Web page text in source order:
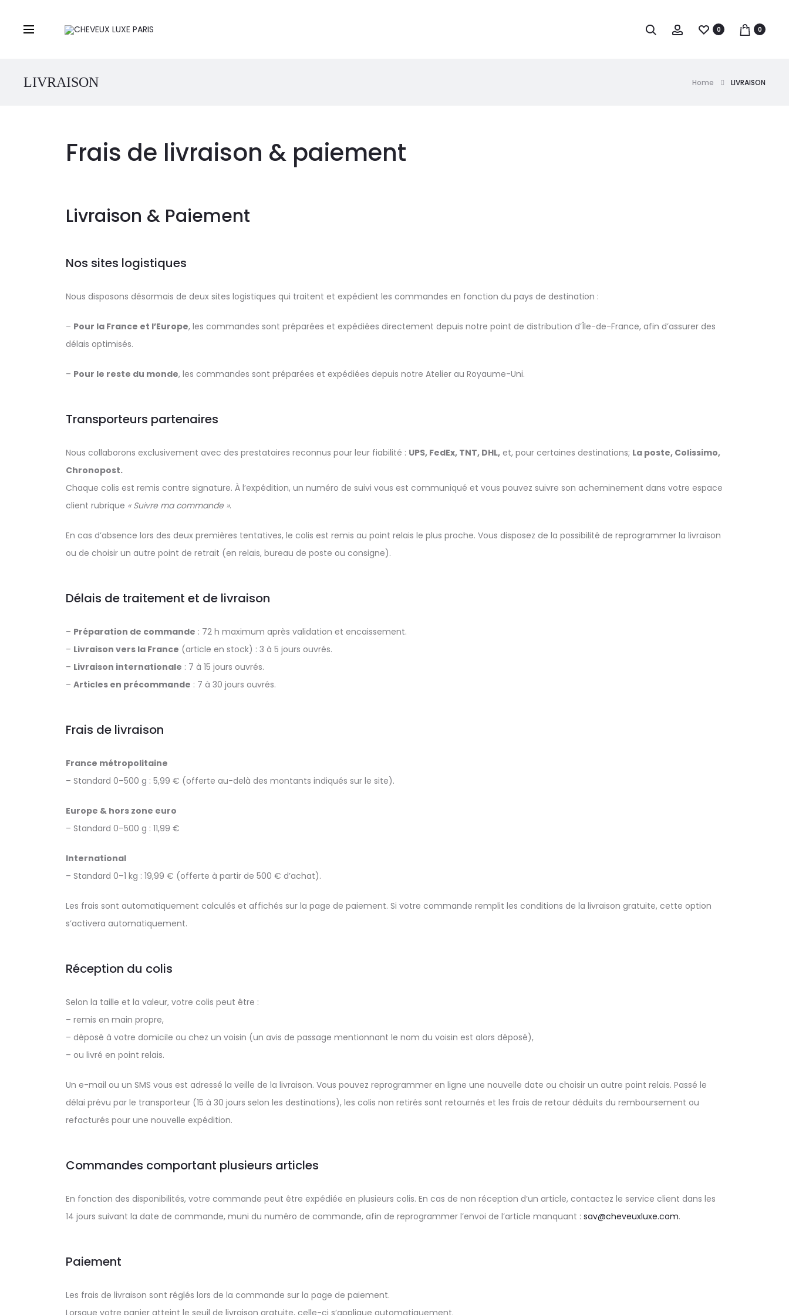
0 0
LIVRAISON Home LIVRAISON
Frais de livraison & paiement
Livraison & Paiement
Nos sites logistiques
Nous disposons désormais de deux sites logistiques qui traitent et expédient les commandes en fonction du pays de destination :
– Pour la France et l’Europe, les commandes sont préparées et expédiées directement depuis notre point de distribution d’Île-de-France, afin d’assurer des
délais optimisés.
– Pour le reste du monde, les commandes sont préparées et expédiées depuis notre Atelier au Royaume-Uni.
Transporteurs partenaires
Nous collaborons exclusivement avec des prestataires reconnus pour leur fiabilité : UPS, FedEx, TNT, DHL, et, pour certaines destinations; La poste, Colissimo,
Chronopost.
Chaque colis est remis contre signature. À l’expédition, un numéro de suivi vous est communiqué et vous pouvez suivre son acheminement dans votre espace
client rubrique « Suivre ma commande ».
En cas d’absence lors des deux premières tentatives, le colis est remis au point relais le plus proche. Vous disposez de la possibilité de reprogrammer la livraison
ou de choisir un autre point de retrait (en relais, bureau de poste ou consigne).
Délais de traitement et de livraison
– Préparation de commande : 72 h maximum après validation et encaissement.
– Livraison vers la France (article en stock) : 3 à 5 jours ouvrés.
– Livraison internationale : 7 à 15 jours ouvrés.
– Articles en précommande : 7 à 30 jours ouvrés.
Frais de livraison
France métropolitaine
– Standard 0–500 g : 5,99 € (offerte au-delà des montants indiqués sur le site).
Europe & hors zone euro
– Standard 0–500 g : 11,99 €
International
– Standard 0–1 kg : 19,99 € (offerte à partir de 500 € d’achat).
Les frais sont automatiquement calculés et affichés sur la page de paiement. Si votre commande remplit les conditions de la livraison gratuite, cette option
s’activera automatiquement.
Réception du colis
Selon la taille et la valeur, votre colis peut être :
– remis en main propre,
– déposé à votre domicile ou chez un voisin (un avis de passage mentionnant le nom du voisin est alors déposé),
– ou livré en point relais.
Un e-mail ou un SMS vous est adressé la veille de la livraison. Vous pouvez reprogrammer en ligne une nouvelle date ou choisir un autre point relais. Passé le
délai prévu par le transporteur (15 à 30 jours selon les destinations), les colis non retirés sont retournés et les frais de retour déduits du remboursement ou
refacturés pour une nouvelle expédition.
Commandes comportant plusieurs articles
En fonction des disponibilités, votre commande peut être expédiée en plusieurs colis. En cas de non réception d’un article, contactez le service client dans les
14 jours suivant la date de commande, muni du numéro de commande, afin de reprogrammer l’envoi de l’article manquant : sav@cheveuxluxe.com.
Paiement
Les frais de livraison sont réglés lors de la commande sur la page de paiement.
Lorsque votre panier atteint le seuil de livraison gratuite, celle-ci s’applique automatiquement.